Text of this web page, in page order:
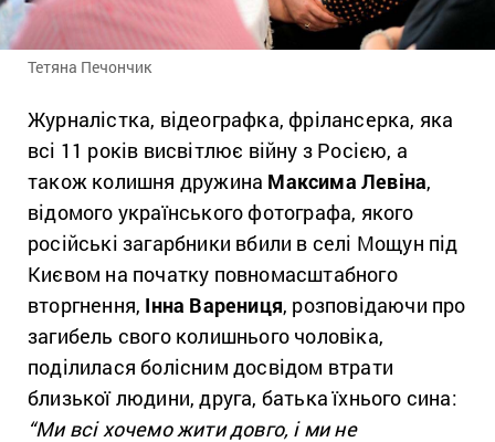
Тетяна Печончик
Журналістка, відеографка, фрілансерка, яка
всі 11 років висвітлює війну з Росією, а
також колишня дружина Максима Левіна,
відомого українського фотографа, якого
російські загарбники вбили в селі Мощун під
Києвом на початку повномасштабного
вторгнення, Інна Варениця, розповідаючи про
загибель свого колишнього чоловіка,
поділилася болісним досвідом втрати
близької людини, друга, батька їхнього сина:
“Ми всі хочемо жити довго, і ми не